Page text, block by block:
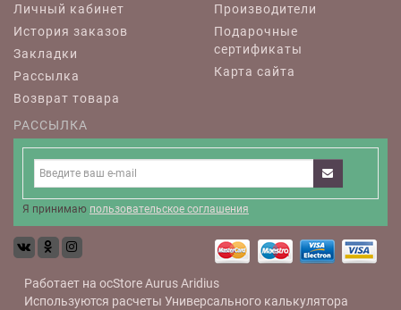
Личный кабинет
История заказов
Закладки
Рассылка
Возврат товара
Производители
Подарочные
сертификаты
Карта сайта
РАССЫЛКА
Я принимаю пользовательское соглашения
Работает на ocStoreAurusAridius
Используются расчеты Универсального калькулятора